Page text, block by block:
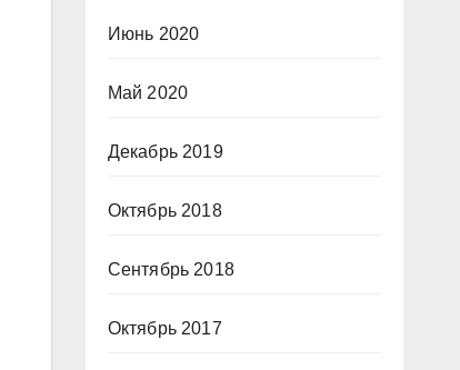
Июнь 2020
Май 2020
Декабрь 2019
Октябрь 2018
Сентябрь 2018
Октябрь 2017